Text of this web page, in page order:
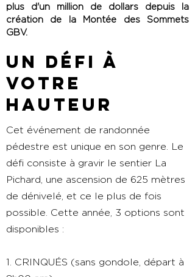
plus d'un million de dollars depuis la
création de la Montée des Sommets
GBV.
Un défi à
votre
hauteur
Cet événement de randonnée
pédestre est unique en son genre. Le
défi consiste à gravir le sentier La
Pichard, une ascension de 625 mètres
de dénivelé, et ce le plus de fois
possible. Cette année, 3 options sont
disponibles :
1. CRINQUÉS (sans gondole, départ à